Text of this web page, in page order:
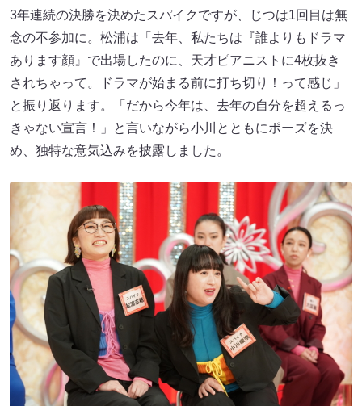
3年連続の決勝を決めたスパイクですが、じつは1回目は無
念の不参加に。松浦は「去年、私たちは『誰よりもドラマ
あります顔』で出場したのに、天才ピアニストに4枚抜き
されちゃって。ドラマが始まる前に打ち切り！って感じ」
と振り返ります。「だから今年は、去年の自分を超えるっ
きゃない宣言！」と言いながら小川とともにポーズを決
め、独特な意気込みを披露しました。